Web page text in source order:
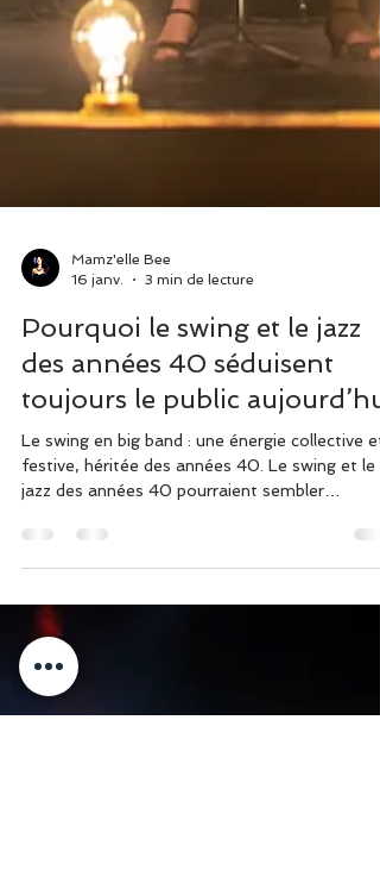
16 janv.
3 min de lecture
Pourquoi le swing et le jazz
des années 40 séduisent
toujours le public aujourd’hui
Le swing en big band : une énergie collective et
jazz des années 40 pourraient sembler
appartenir au passé.Pourtant, partout où cette
bal, lors de commémorations ou d’événements
festifs — le public répond présent . Cette
musique continue de rassembler, de faire
et de créer une énergie collective immédiate.
Mais pourquoi le swing traverse-t-il les